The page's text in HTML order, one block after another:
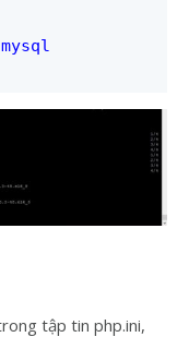
tập tin php.ini,